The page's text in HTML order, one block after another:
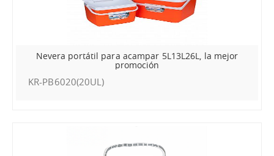
Nevera portátil para acampar 5L13L26L, la mejor
promoción
KR-PB6020(20UL)